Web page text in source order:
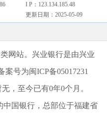
I P：123.134.185.48
更新日期：2025-05-09
网站。兴业银行是由兴业
号为闽ICP备05017231
，至今已有0年0个月。
中国银行，总部位于福建省